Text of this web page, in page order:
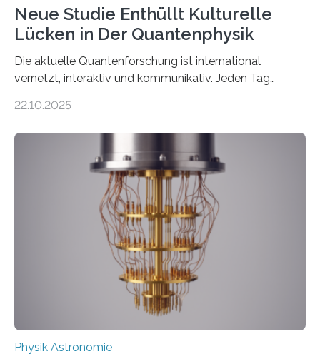
Neue Studie Enthüllt Kulturelle
Lücken in Der Quantenphysik
Die aktuelle Quantenforschung ist international
vernetzt, interaktiv und kommunikativ. Jeden Tag
oft von Autor*innen, die eng zusammenarbeiten. Neue
werden schnell weiterentwickelt. Dies ist der Alltag in
der Forschung der Quantentheorie, die dieses Jahr 100
Jahre alt geworden ist, weshalb die UNESCO 2025 zum
Internationalen Jahr der Quantenwissenschaft und -
technologie ausgerufen hat. Doch nun hat eine
internationale Forschungsgruppe um den
22.10.2025
Physik Astronomie